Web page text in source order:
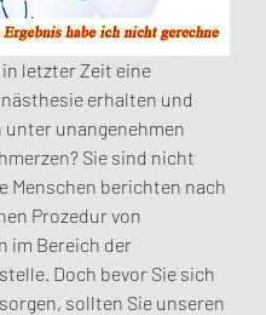
in letzter Zeit eine
erhalten und
unter unangenehmen
Sie sind nicht
Menschen berichten nach
Prozedur von
im Bereich der
Doch bevor Sie sich
sollten Sie unseren